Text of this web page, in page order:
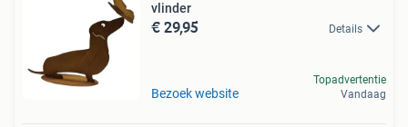
vlinder
€ 29,95 Details
Bezoek website
Topadvertentie
Vandaag